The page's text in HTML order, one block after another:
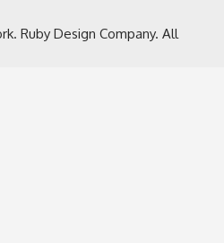
Ruby Design Company. All